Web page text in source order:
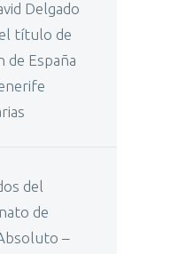
Delgado
título de
de España
del
de
–